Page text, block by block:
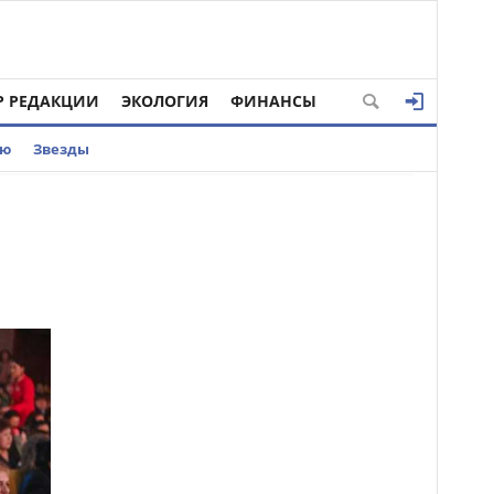
РЕДАКЦИИ ЭКОЛОГИЯ ФИНАНСЫ
Звезды